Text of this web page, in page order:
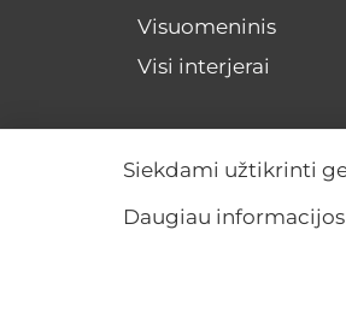
Visuomeninis
Visi interjerai
Siekdami užtikrinti
Daugiau